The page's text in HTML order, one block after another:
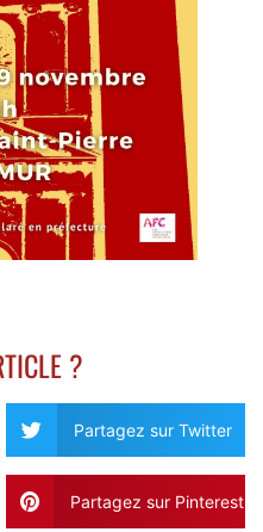
?
Partagez sur Twitter
Partagez sur Pinterest